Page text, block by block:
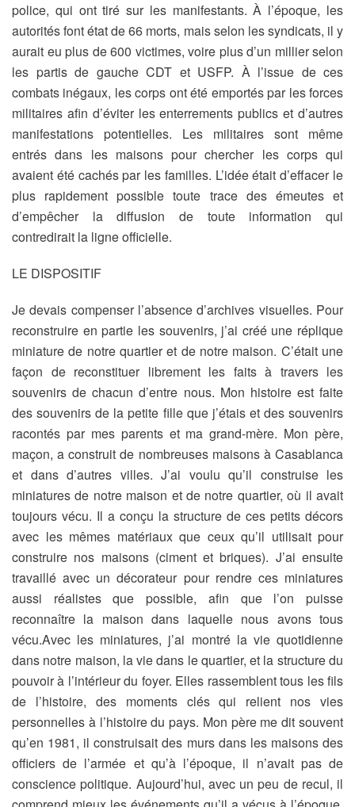
police, qui ont tiré sur les manifestants. À l’époque, les
autorités font état de 66 morts, mais selon les syndicats, il y
aurait eu plus de 600 victimes, voire plus d’un millier selon
les partis de gauche CDT et USFP. À l’issue de ces
combats inégaux, les corps ont été emportés par les forces
militaires afin d’éviter les enterrements publics et d’autres
manifestations potentielles. Les militaires sont même
entrés dans les maisons pour chercher les corps qui
avaient été cachés par les familles. L’idée était d’effacer le
plus rapidement possible toute trace des émeutes et
d’empêcher la diffusion de toute information qui
contredirait la ligne officielle.
LE DISPOSITIF
Je devais compenser l’absence d’archives visuelles. Pour
reconstruire en partie les souvenirs, j’ai créé une réplique
miniature de notre quartier et de notre maison. C’était une
façon de reconstituer librement les faits à travers les
souvenirs de chacun d’entre nous. Mon histoire est faite
des souvenirs de la petite fille que j’étais et des souvenirs
racontés par mes parents et ma grand-mère. Mon père,
maçon, a construit de nombreuses maisons à Casablanca
et dans d’autres villes. J’ai voulu qu’il construise les
miniatures de notre maison et de notre quartier, où il avait
toujours vécu. Il a conçu la structure de ces petits décors
avec les mêmes matériaux que ceux qu’il utilisait pour
construire nos maisons (ciment et briques). J’ai ensuite
travaillé avec un décorateur pour rendre ces miniatures
aussi réalistes que possible, afin que l’on puisse
reconnaître la maison dans laquelle nous avons tous
vécu.Avec les miniatures, j’ai montré la vie quotidienne
dans notre maison, la vie dans le quartier, et la structure du
pouvoir à l’intérieur du foyer. Elles rassemblent tous les fils
de l’histoire, des moments clés qui relient nos vies
personnelles à l’histoire du pays. Mon père me dit souvent
qu’en 1981, il construisait des murs dans les maisons des
officiers de l’armée et qu’à l’époque, il n’avait pas de
conscience politique. Aujourd’hui, avec un peu de recul, il